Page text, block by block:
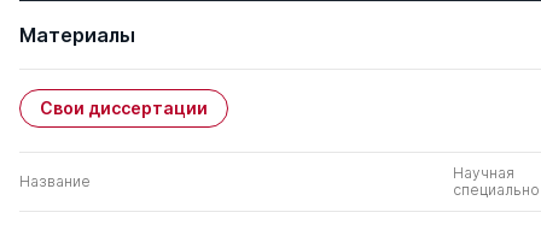
Материалы
Свои диссертации
Название
Научная